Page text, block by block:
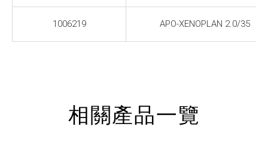
1006219 APO-XENOPLAN 2.0/35
相關產品一覽